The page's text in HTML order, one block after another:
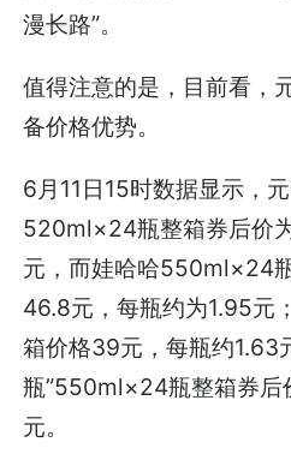
漫长路”。
值得注意的是，目前看，
备价格优势。
6月11日15时数据显示，
520ml×24瓶整箱券后价
元，而娃哈哈550ml×24
46.8元，每瓶约为1.95
箱价格39元，每瓶约1.63
瓶”550ml×24瓶整箱券后
元。